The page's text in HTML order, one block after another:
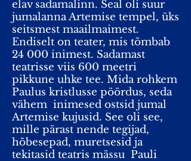
elav sadamalinn. Seal oli suur
jumalanna Artemise tempel, üks
seitsmest maailmaimest.
Endiselt on teater, mis tõmbab
24 000 inimest. Sadamast
teatrisse viis 600 meetri
pikkune uhke tee. Mida rohkem
Paulus kristlusse pöördus, seda
vähem inimesed ostsid jumal
Artemise kujusid. See oli see,
mille pärast nende tegijad,
hõbesepad, muretsesid ja
tekitasid teatris mässu Pauli